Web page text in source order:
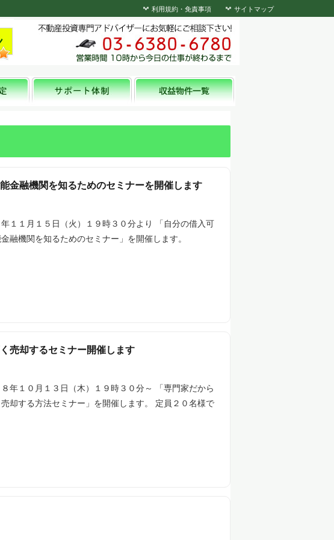
利用規約・免責事項 サイトマップ
金融機関を知るためのセミナーを開催します
１１月１５日（火）１９時３０分より 「自分の借入可
融機関を知るためのセミナー」を開催します。
売却するセミナー開催します
年１０月１３日（木）１９時３０分～ 「専門家だから
却する方法セミナー」を開催します。 定員２０名様で